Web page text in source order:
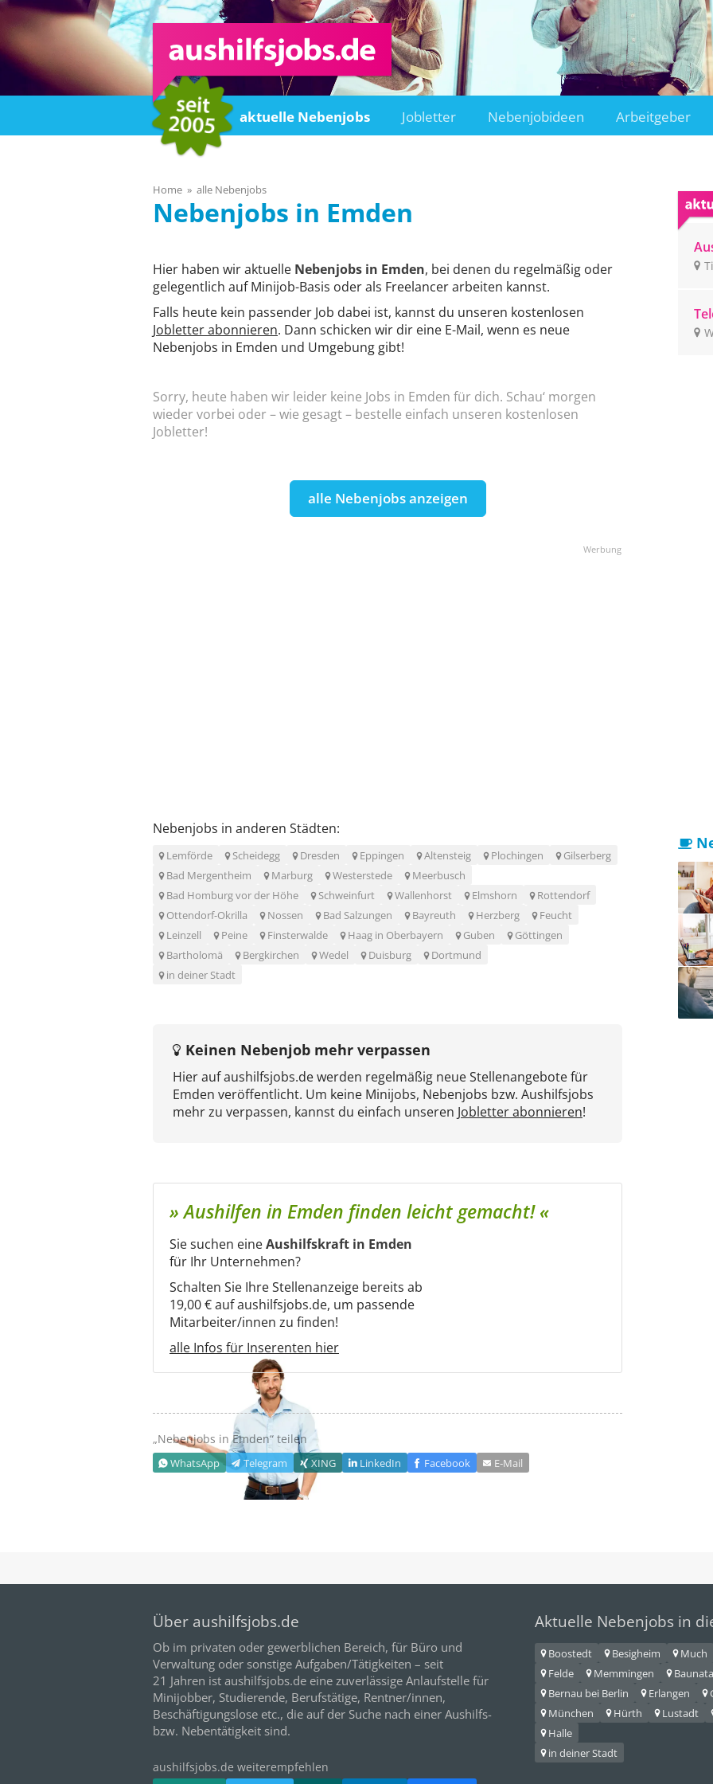
Home aktuelle Nebenjobs Jobletter Nebenjobideen Arbeitgeber
Home alle Nebenjobs
Emden
Hier haben wir aktuelle Nebenjobs in Emden, bei denen du regelmäßig oder
gelegentlich auf Minijob-Basis oder als Freelancer arbeiten kannst.
Falls heute kein passender Job dabei ist, kannst du unseren kostenlosen
Jobletter abonnieren. Dann schicken wir dir eine E-Mail, wenn es neue
Nebenjobs in Emden und Umgebung gibt!
Sorry, heute haben wir leider keine Jobs in Emden für dich. Schau‘ morgen
wieder vorbei oder – wie gesagt – bestelle einfach unseren kostenlosen
Jobletter!
alle Nebenjobs anzeigen
Nebenjobs in anderen Städten:
Lemförde Scheidegg Dresden Eppingen Altensteig Plochingen
Gilserberg
Bad Mergentheim
Marburg Westerstede
Meerbusch
Bad Homburg vor der Höhe
Schweinfurt Wallenhorst Elmshorn
Rottendorf
Ottendorf-Okrilla
Nossen Bad Salzungen Bayreuth Herzberg
Feucht
Leinzell
Peine Finsterwalde Haag in Oberbayern Guben
Göttingen
Bartholomä
Bergkirchen Wedel Duisburg
Dortmund
in deiner Stadt
Keinen Nebenjob mehr verpassen
Hier auf aushilfsjobs.de werden regelmäßig neue Stellenangebote für
Emden veröffentlicht. Um keine Minijobs, Nebenjobs bzw. Aushilfsjobs
mehr zu verpassen, kannst du einfach unseren Jobletter abonnieren!
» Aushilfen in Emden finden leicht gemacht! «
Sie suchen eineAushilfskraft in Emden
für Ihr Unternehmen?
Schalten Sie Ihre Stellenanzeige bereits ab
19,00 € auf aushilfsjobs.de, um passende
Mitarbeiter/innen zu finden!
alle Infos für Inserenten hier
„Nebenjobs inEmden“ teilen
WhatsApp Telegram XING LinkedIn Facebook E‑Mail
Über aushilfsjobs.de
Ob im privaten oder gewerblichen Bereich, für Büro und
Verwaltung oder sonstige Aufgaben/Tätigkeiten – seit
21 Jahren ist aushilfsjobs.de eine zuverlässige Anlaufstelle für
Minijobber, Studierende, Berufstätige, Rentner/innen,
Beschäftigungslose etc., die auf der Suche nach einer Aushilfs-
bzw. Nebentätigkeit sind.
aushilfsjobs.de weiterempfehlen
Aktuelle Nebenjobs in
Boostedt Besigheim Much
Felde
Memmingen
Bernau bei Berlin
Erlangen
München
Hürth Lustadt
Halle
in deiner Stadt